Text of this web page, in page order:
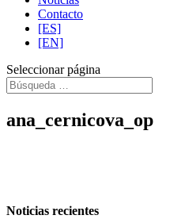
Contacto
[ES]
[EN]
Seleccionar página
ana_cernicova_op
Noticias recientes